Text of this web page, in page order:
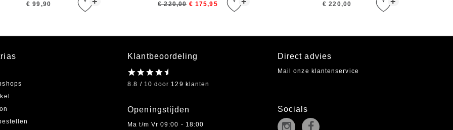
€ 99,90
€ 220,00 € 175,95
€ 220,00
Klantbeoordeling
8.8 / 10 door 129 klanten
Openingstijden
Ma t/m Vr 09:00 - 18:00
Direct advies
Mail onze klantenservice
Socials